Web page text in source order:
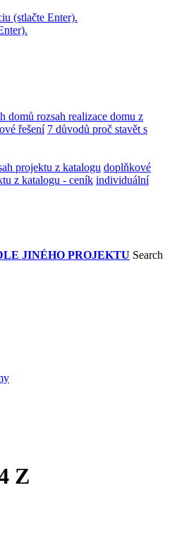
(stlačte Enter).
domů rozsah realizace domu z
řešení 7 důvodů proč stavět s
projektu z katalogu doplňkové
z katalogu - ceník individuální
JINÉHO PROJEKTU Search
Z